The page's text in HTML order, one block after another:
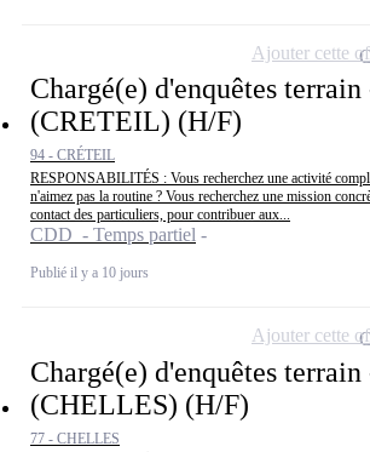
Chargé(e) d'enquêtes terrain
(CRETEIL) (H/F)
94 - CRÉTEIL
RESPONSABILITÉS : Vous recherchez une activité
n'aimez pas la routine ? Vous recherchez une mission
contact des particuliers, pour contribuer aux...
CDD - Temps partiel
Publié il y a 10 jours
Ajouter cette
Chargé(e) d'enquêtes terrain
(CHELLES) (H/F)
77 - CHELLES
Ajouter cette